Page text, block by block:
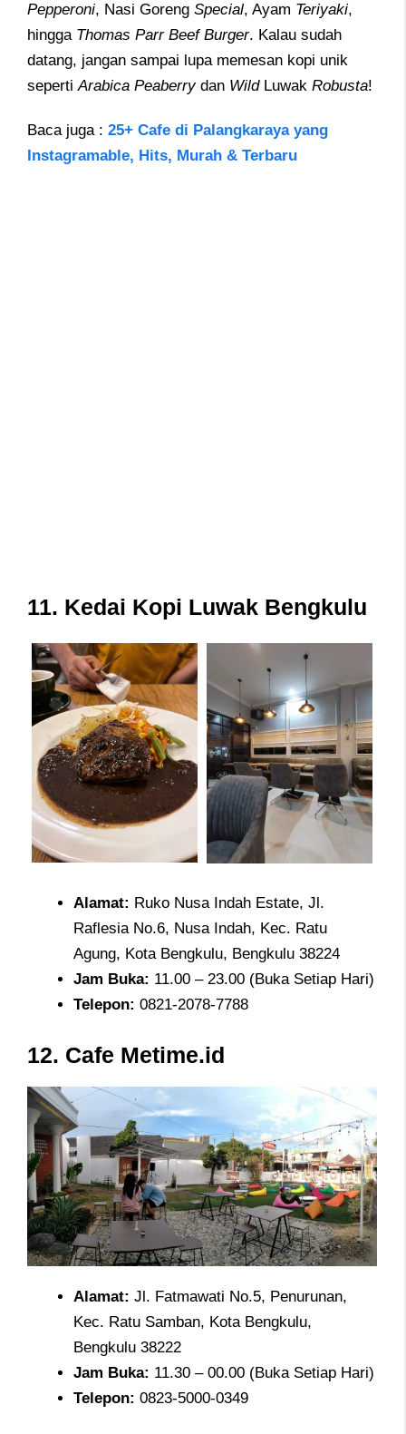
Pepperoni, Nasi Goreng Special, Ayam Teriyaki,
hingga Thomas Parr Beef Burger. Kalau sudah
datang, jangan sampai lupa memesan kopi unik
sepertiArabica Peaberrydan WildLuwak Robusta!
Baca juga : 25+ Cafe di Palangkaraya yang
Instagramable, Hits, Murah & Terbaru
11. Kedai Kopi Luwak Bengkulu
Alamat: Ruko Nusa Indah Estate, Jl.
Raflesia No.6, Nusa Indah, Kec. Ratu
Agung, Kota Bengkulu, Bengkulu 38224
Jam Buka: 11.00 – 23.00 (Buka Setiap Hari)
Telepon: 0821-2078-7788
12. Cafe Metime.id
Alamat: Jl. Fatmawati No.5, Penurunan,
Kec. Ratu Samban, Kota Bengkulu,
Bengkulu 38222
Jam Buka: 11.30 – 00.00 (Buka Setiap Hari)
Telepon: 0823-5000-0349